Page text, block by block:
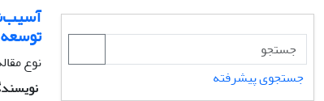
توسعه
نوع
جستجوی پیشرفته